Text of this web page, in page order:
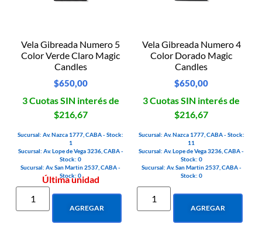
Vela Gibreada Numero 5
Color Verde Claro Magic
Candles
$650,00
3 Cuotas SIN interés de
$216,67
Sucursal: Av. Nazca 1777, CABA - Stock:
1
Sucursal: Av. Lope de Vega 3236, CABA -
Stock: 0
Sucursal: Av. San Martin 2537, CABA -
Stock: 0
Última unidad
AGREGAR
Vela Gibreada Numero 4
Color Dorado Magic
Candles
$650,00
3 Cuotas SIN interés de
$216,67
Sucursal: Av. Nazca 1777, CABA - Stock:
11
Sucursal: Av. Lope de Vega 3236, CABA -
Stock: 0
Sucursal: Av. San Martin 2537, CABA -
Stock: 0
AGREGAR